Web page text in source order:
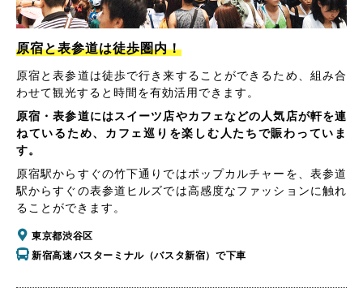
原宿と表参道は徒歩圏内！
原宿と表参道は徒歩で行き来することができるため、組み合
わせて観光すると時間を有効活用できます。
原宿・表参道にはスイーツ店やカフェなどの人気店が軒を連
ねているため、カフェ巡りを楽しむ人たちで賑わっていま
す。
原宿駅からすぐの竹下通りではポップカルチャーを、表参道
駅からすぐの表参道ヒルズでは高感度なファッションに触れ
ることができます。
東京都渋谷区
新宿高速バスターミナル（バスタ新宿）で下車